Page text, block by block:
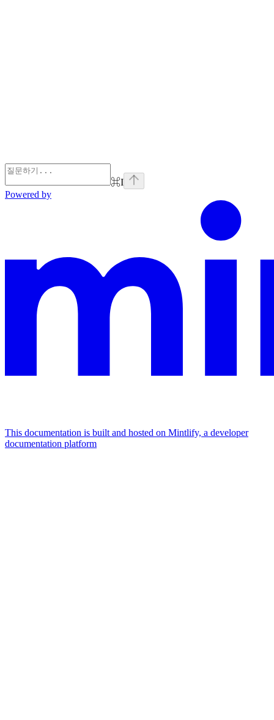
⌘I
Powered by
This documentation is built and hosted on Mintlify, a developer
documentation platform